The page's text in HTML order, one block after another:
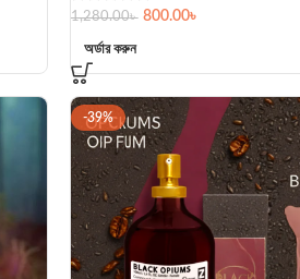
1,280.00৳ 800.00৳
অর্ডার করুন
-39%